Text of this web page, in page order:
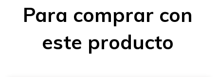
Para comprar con
este producto